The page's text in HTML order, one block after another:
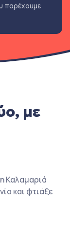
παρέχουμε
με
Καλαμαριά
και φτιάξε